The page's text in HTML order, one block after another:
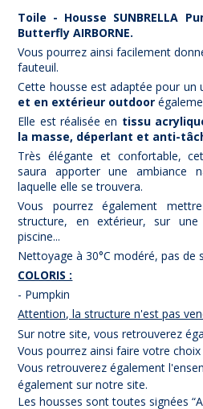
Toile - Housse SUNBRELLA
Butterfly AIRBORNE.
Vous pourrez ainsi facilement
fauteuil.
Cette housse est adaptée pour un
et en extérieur outdoor
Elle est réalisée en tissu
la masse, déperlant et anti-
Très élégante et confortable,
saura apporter une ambiance
laquelle elle se trouvera.
Vous pourrez également
structure, en extérieur, sur
piscine...
Nettoyage à 30°C modéré, pas de
COLORIS :
- Pumpkin
Attention, la structure n'est pas
Sur notre site, vous retrouverez
Vous pourrez ainsi faire votre
Vous retrouverez également
également sur notre site.
Les housses sont toutes signées